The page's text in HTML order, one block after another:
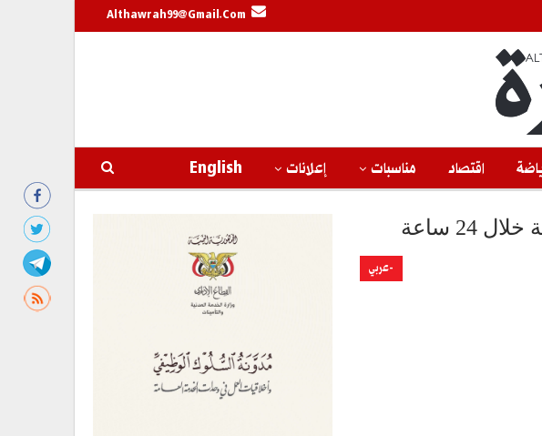
Althawrah99@gmail.com
اقتصاد مناسبات إعلانات English
ساعة
-عربي